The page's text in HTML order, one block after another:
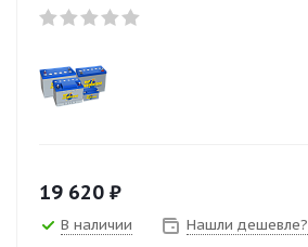
19 620 ₽
В наличии Нашли дешевле?